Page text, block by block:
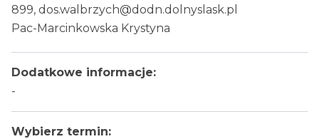
899, dos.walbrzych@dodn.dolnyslask.pl
Pac-Marcinkowska Krystyna
Dodatkowe informacje:
-
Wybierz termin: